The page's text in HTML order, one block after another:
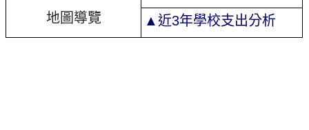
地圖導覽
▲近3年學校支出分析